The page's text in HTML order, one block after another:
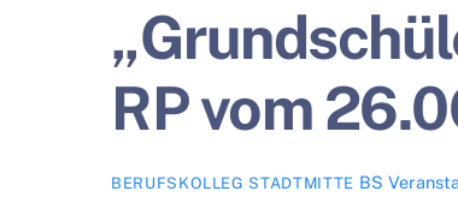
RP vom
BERUFSKOLLEG STADTMITTE BS